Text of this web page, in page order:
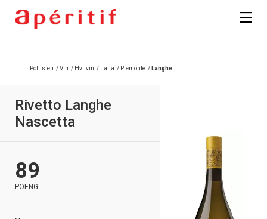
Pollisten /Vin / Hvitvin / Italia / Piemonte / Langhe
Rivetto Langhe
Nascetta
89
POENG